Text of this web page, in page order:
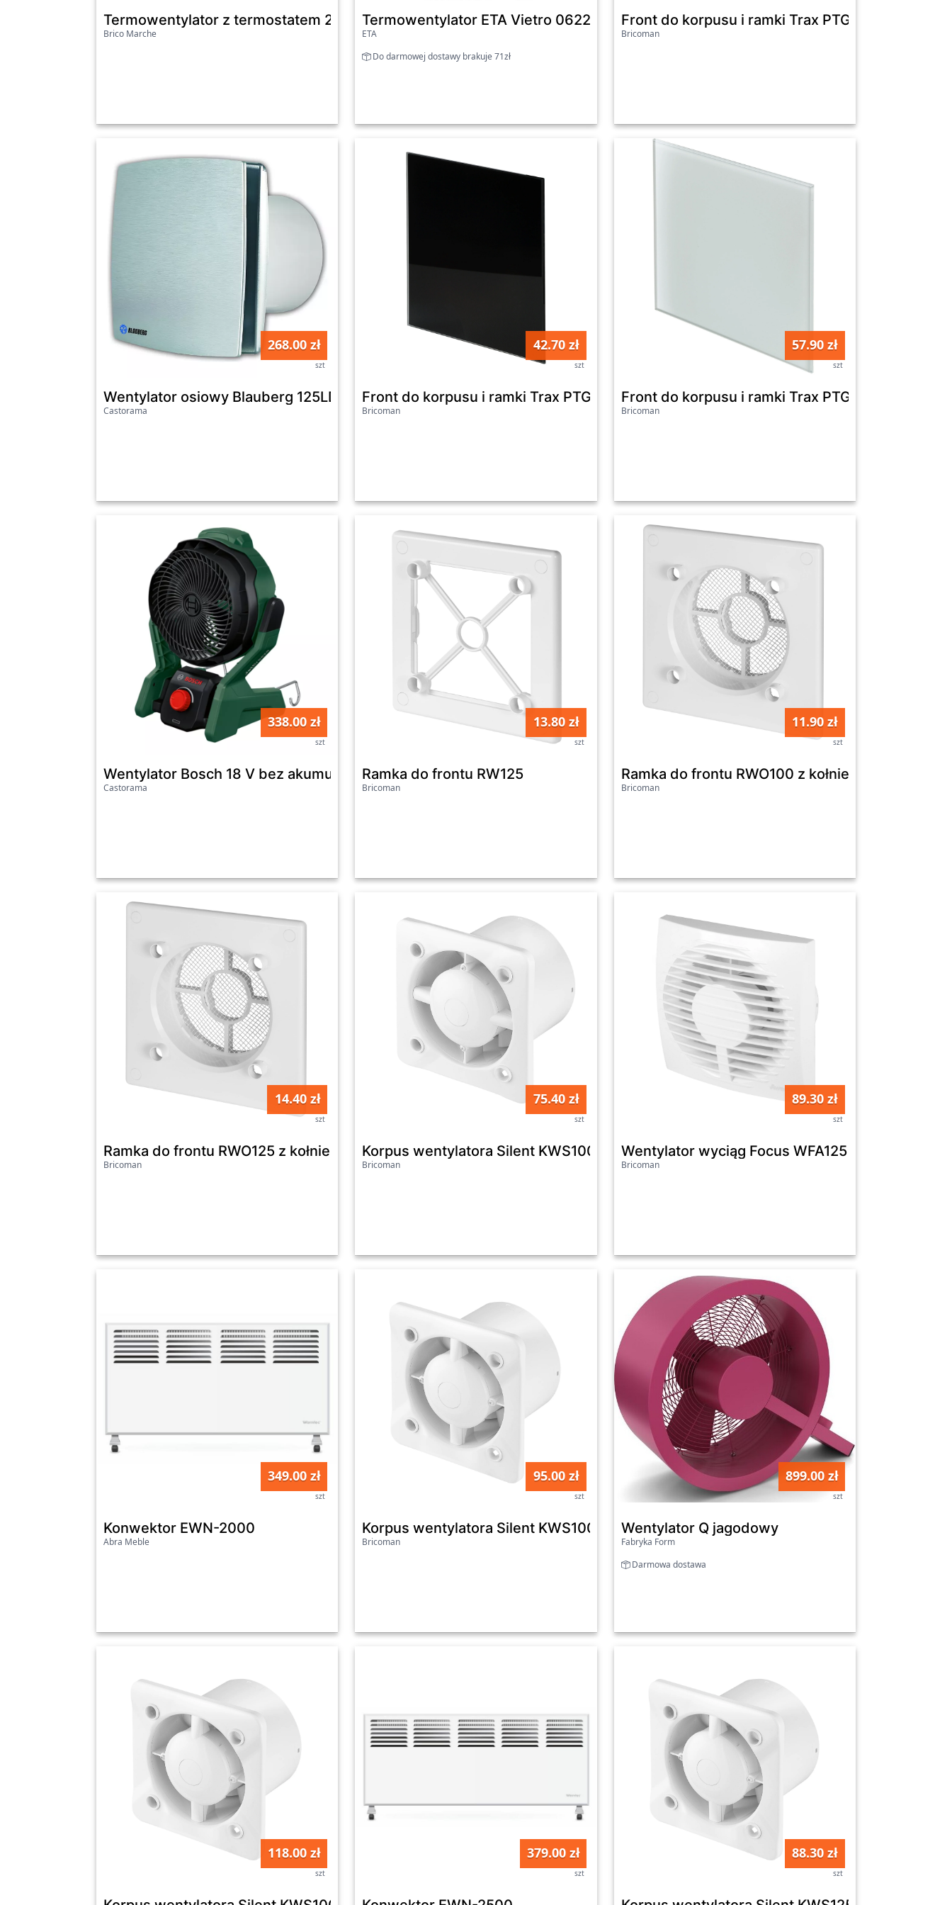
Termowentylator z termostatem 2000 W 20 x 13 x 23 cm czarny
Brico Marche
Termowentylator ETA Vietro 062290000
ETA
Do darmowej dostawy brakuje 71zł
Front do korpusu i ramki Trax PTG100 szkło biały
Bricoman
268.00 zł
szt
Wentylator osiowy Blauberg 125LDA aluminiowy
Castorama
42.70 zł
szt
Front do korpusu i ramki Trax PTGB100P szkło czarny
Bricoman
57.90 zł
szt
Front do korpusu i ramki Trax PTG125 szkło biały
Bricoman
338.00 zł
szt
Wentylator Bosch 18 V bez akumulatora
Castorama
13.80 zł
szt
Ramka do frontu RW125
Bricoman
11.90 zł
szt
Ramka do frontu RWO100 z kołnierzem
Bricoman
14.40 zł
szt
Ramka do frontu RWO125 z kołnierzem
Bricoman
75.40 zł
szt
Korpus wentylatora Silent KWS100 kostka
Bricoman
89.30 zł
szt
Wentylator wyciąg Focus WFA125 kostka
Bricoman
349.00 zł
szt
Konwektor EWN-2000
Abra Meble
95.00 zł
szt
Korpus wentylatora Silent KWS100T z wyłącznikiem czas.
Bricoman
899.00 zł
szt
Wentylator Q jagodowy
Fabryka Form
Darmowa dostawa
118.00 zł
szt
379.00 zł
szt
88.30 zł
szt